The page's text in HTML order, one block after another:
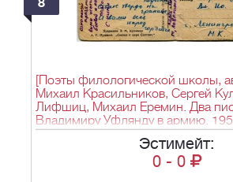
8
[Поэты филологической школы,
Михаил Красильников, Сергей
Лифшиц, Михаил Еремин. Два
Владимиру Уфлянду в армию.
10х15, 9х14 см.
Эстимейт:
0 - 0